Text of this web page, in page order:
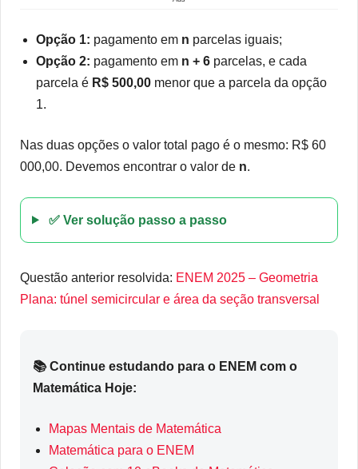
Opção 1: pagamento em n parcelas iguais;
Opção 2: pagamento em n + 6 parcelas, e cada
parcela é R$ 500,00 menor que a parcela da opção
1.
Nas duas opções o valor total pago é o mesmo: R$ 60
000,00. Devemos encontrar o valor de n.
✅ Ver solução passo a passo
Questão anterior resolvida: ENEM 2025 – Geometria
Plana: túnel semicircular e área da seção transversal
📚 Continue estudando para o ENEM com o
Matemática Hoje:
Mapas Mentais de Matemática
Matemática para o ENEM